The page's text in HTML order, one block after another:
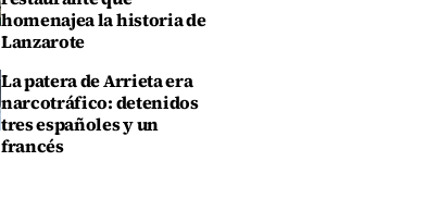
homenajea la historia de
Lanzarote
La patera de Arrieta era
narcotráfico: detenidos
tres españoles y un
francés